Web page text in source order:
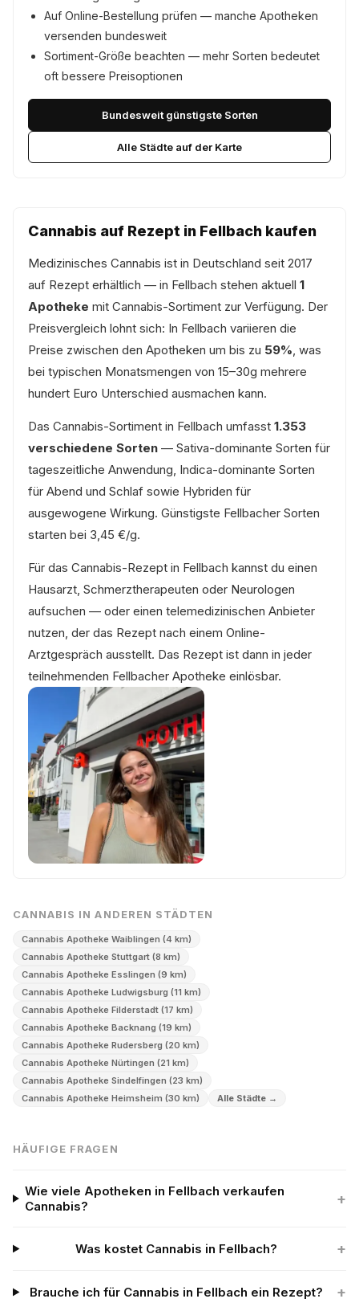
Auf Online-Bestellung prüfen — manche Apotheken
versenden bundesweit
Sortiment-Größe beachten — mehr Sorten bedeutet
oft bessere Preisoptionen
Bundesweit günstigste Sorten
Alle Städte auf der Karte
Cannabis auf Rezept in Fellbach kaufen
Medizinisches Cannabis ist in Deutschland seit 2017
auf Rezept erhältlich — in Fellbach stehen aktuell 1
Apotheke mit Cannabis-Sortiment zur Verfügung. Der
Preisvergleich lohnt sich: In Fellbach variieren die
Preise zwischen den Apotheken um bis zu 59%, was
bei typischen Monatsmengen von 15–30g mehrere
hundert Euro Unterschied ausmachen kann.
Das Cannabis-Sortiment in Fellbach umfasst 1.353
verschiedene Sorten — Sativa-dominante Sorten für
tageszeitliche Anwendung, Indica-dominante Sorten
für Abend und Schlaf sowie Hybriden für
ausgewogene Wirkung. Günstigste Fellbacher Sorten
starten bei 3,45 €/g.
Für das Cannabis-Rezept in Fellbach kannst du einen
Hausarzt, Schmerztherapeuten oder Neurologen
aufsuchen — oder einen telemedizinischen Anbieter
nutzen, der das Rezept nach einem Online-
Arztgespräch ausstellt. Das Rezept ist dann in jeder
teilnehmenden Fellbacher Apotheke einlösbar.
CANNABIS IN ANDEREN STÄDTEN
Cannabis Apotheke Waiblingen (4 km)
Cannabis Apotheke Stuttgart (8 km)
Cannabis Apotheke Esslingen (9 km)
Cannabis Apotheke Ludwigsburg (11 km)
Cannabis Apotheke Filderstadt (17 km)
Cannabis Apotheke Backnang (19 km)
Cannabis Apotheke Rudersberg (20 km)
Cannabis Apotheke Nürtingen (21 km)
Cannabis Apotheke Sindelfingen (23 km)
Cannabis Apotheke Heimsheim (30 km)
Alle Städte →
HÄUFIGE FRAGEN
Wie viele Apotheken in Fellbach verkaufen
Cannabis?
+
Was kostet Cannabis in Fellbach? +
Brauche ich für Cannabis in Fellbach ein Rezept? +